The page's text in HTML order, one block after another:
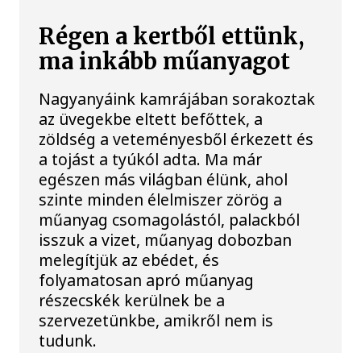
Régen a kertből ettünk,
ma inkább műanyagot
Nagyanyáink kamrájában sorakoztak
az üvegekbe eltett befőttek, a
zöldség a veteményesből érkezett és
a tojást a tyúkól adta. Ma már
egészen más világban élünk, ahol
szinte minden élelmiszer zörög a
műanyag csomagolástól, palackból
isszuk a vizet, műanyag dobozban
melegítjük az ebédet, és
folyamatosan apró műanyag
részecskék kerülnek be a
szervezetünkbe, amikről nem is
tudunk.